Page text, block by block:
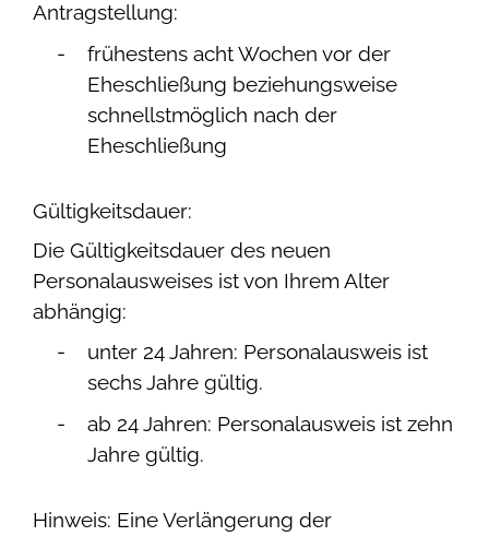
Antragstellung:
frühestens acht Wochen vor der
Eheschließung beziehungsweise
schnellstmöglich nach der
Eheschließung
Gültigkeitsdauer:
Die Gültigkeitsdauer des neuen
Personalausweises ist von Ihrem Alter
abhängig:
unter 24 Jahren: Personalausweis ist
sechs Jahre gültig.
ab 24 Jahren: Personalausweis ist zehn
Jahre gültig.
Hinweis: Eine Verlängerung der